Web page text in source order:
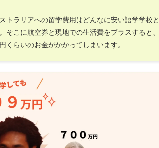
トラリアへの留学費用はどんなに安い語学学校と
そこに航空券と現地での生活費をプラスすると、
くらいのお金がかかってしまいます。